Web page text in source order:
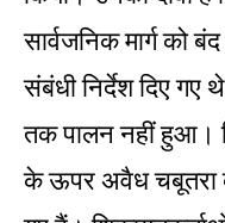
सार्वजनिक मार्ग
संबंधी निर्देश दिए
तक पालन नहीं हुआ।
के ऊपर अवैध चबूतरा